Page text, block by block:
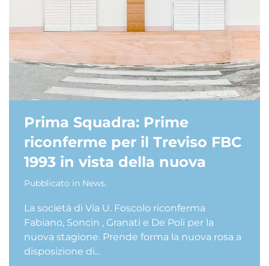
Prima Squadra: Prime
riconferme per il Treviso FBC
1993 in vista della nuova
Pubblicato in News.
La società di Via U. Foscolo riconferma
Fabiano, Soncin , Granati e De Poli per la
nuova stagione. Prende forma la nuova rosa a
disposizione di...